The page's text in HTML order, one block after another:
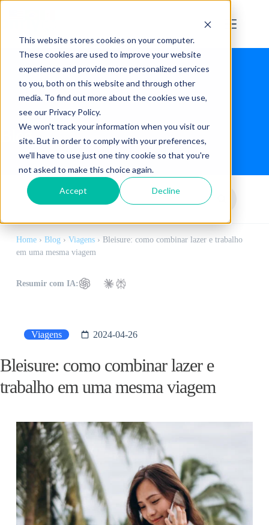
This website stores cookies on your computer.
These cookies are used to improve your website
experience and provide more personalized services
to you, both on this website and through other
media. To find out more about the cookies we use,
see our Privacy Policy.
We won't track your information when you visit our
site. But in order to comply with your preferences,
we'll have to use just one tiny cookie so that you're
not asked to make this choice again.
Accept Decline
Blog
Home› Blog› Viagens› Bleisure: como combinar lazer e trabalho
em uma mesma viagem
Resumir com IA:
Viagens 2024-04-26
Bleisure: como combinar lazer e
trabalho em uma mesma viagem